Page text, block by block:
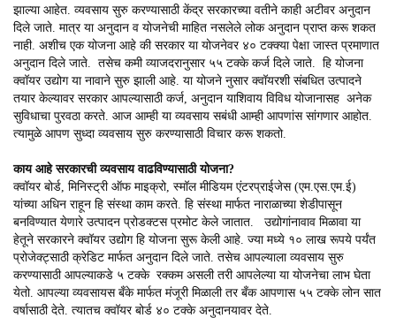
झाल्या आहेत. व्यवसाय सुरु करण्यासाठी केंद्र सरकारच्या वतीने काही अटीवर अनुदान
दिले जाते. मात्र या अनुदान व योजनेची माहित नसलेले लोक अनुदान प्राप्त करू शकत
नाही. अशीच एक योजना आहे की सरकार या योजनेवर ४० टक्क्या पेक्षा जास्त प्रमाणात
अनुदान दिले जाते. तसेच कमी व्याजदरानुसार ५५ टक्के कर्ज दिले जाते. हि योजना
क्वॉयर उद्योग या नावाने सुरु झाली आहे. या योजने नुसार क्वॉयरशी संबधित उत्पादने
तयार केल्यावर सरकार आपल्यासाठी कर्ज, अनुदान याशिवाय विविध योजानासह अनेक
सुविधाचा पुरवठा करते. आज आम्ही या व्यवसाय सबंधी आम्ही आपणांस सांगणार आहोत.
त्यामुळे आपण सुध्दा व्यवसाय सुरु करण्यासाठी विचार करू शकतो.
काय आहे सरकारची व्यवसाय वाढविण्यासाठी योजना?
क्वॉयर बोर्ड, मिनिस्ट्री ऑफ माइक्रो, स्मॉल मीडियम एंटरप्राईजेस (एम.एस.एम.ई)
यांच्या अधिन राहून हि संस्था काम करते. हि संस्था मार्फत नाराळाच्या शेडीपासून
बनविण्यात येणारे उत्पादन प्रोडक्टस प्रमोट केले जातात. उद्योगांनावाव मिळावा या
हेतूने सरकारने क्वॉयर उद्योग हि योजना सुरू केली आहे. ज्या मध्ये १० लाख रूपये पर्यंत
प्रोजेक्ट्साठी क्रेडिट मार्फत अनुदान दिले जाते. तसेच आपल्याला व्यवसाय सुरु
करण्यासाठी आपल्याकडे ५ टक्के रक्कम असली तरी आपलेल्या या योजनेचा लाभ घेता
येतो. आपल्या व्यवसायस बँके मार्फत मंजूरी मिळाली तर बँक आपणास ५५ टक्के लोन सात
वर्षासाठी देते. त्यातच क्वॉयर बोर्ड ४० टक्के अनुदानयावर देते.